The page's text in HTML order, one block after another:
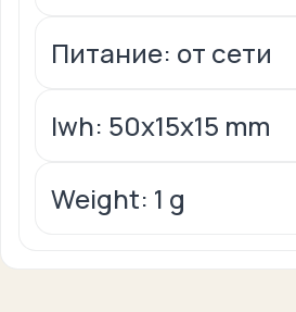
Питание: от сети
lwh: 50x15x15 mm
Weight: 1 g